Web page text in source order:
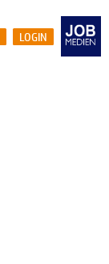
LOGIN